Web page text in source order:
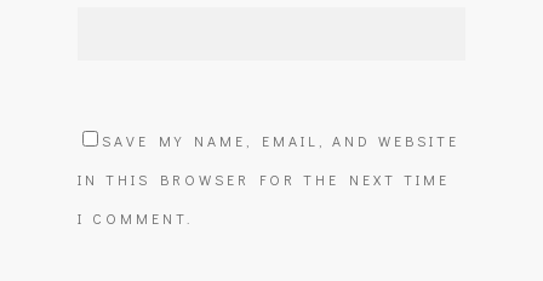
SAVE MY NAME, EMAIL, AND WEBSITE
IN THIS BROWSER FOR THE NEXT TIME
I COMMENT.